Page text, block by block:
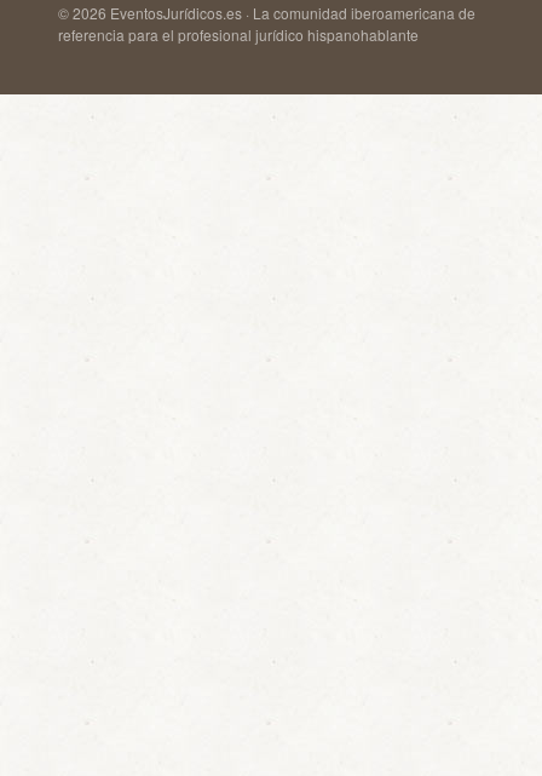
© 2026 EventosJurídicos.es · La comunidad iberoamericana de
referencia para el profesional jurídico hispanohablante